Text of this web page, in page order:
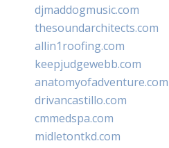
djmaddogmusic.com
thesoundarchitects.com
allin1roofing.com
keepjudgewebb.com
anatomyofadventure.com
drivancastillo.com
cmmedspa.com
midletontkd.com